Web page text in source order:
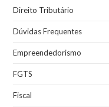
Direito Tributário
Dúvidas Frequentes
Empreendedorismo
FGTS
Fiscal